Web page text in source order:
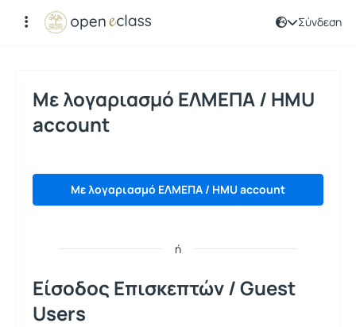
Σύνδεση
Σύνδεση
Με λογαριασμό ΕΛΜΕΠΑ / HMU
account
Με λογαριασμό ΕΛΜΕΠΑ / HMU account
ή
Είσοδος Επισκεπτών / Guest
Users